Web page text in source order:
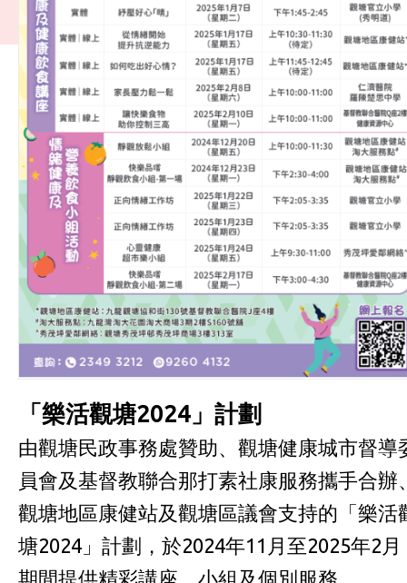
「樂活觀塘2024 」計劃
由觀塘民政事務處贊助、觀塘健康城市督導
員會及基督教聯合那打素社康服務攜手合辦
觀塘地區康健站及觀塘區議會支持的「樂活
塘2024」計劃，於2024年11月至2025年2月
期間提供精彩講座、小組及個別服務。